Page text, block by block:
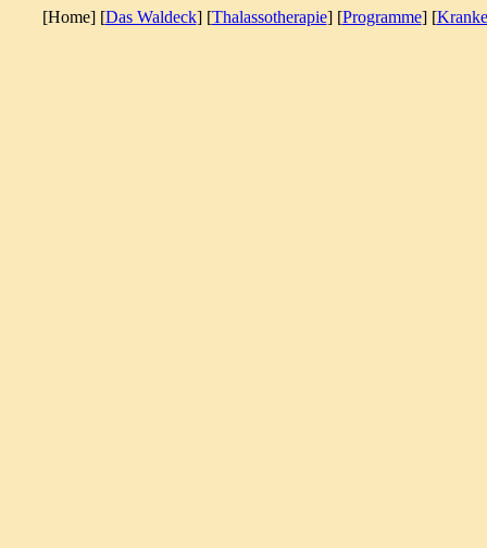
[Home] [Das Waldeck] [Thalassotherapie] [Programme] [